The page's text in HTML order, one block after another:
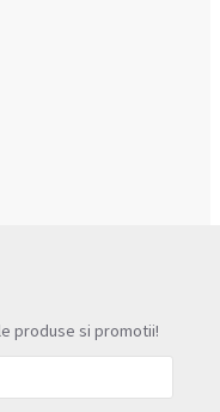
produse si promotii!